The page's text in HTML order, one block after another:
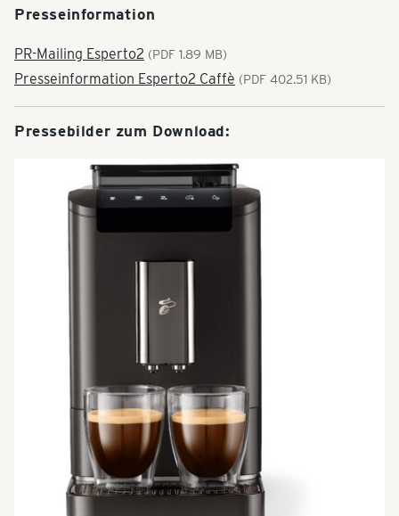
Presseinformation
PR-Mailing Esperto2 (PDF 1.89 MB)
Presseinformation Esperto2 Caffè (PDF 402.51 KB)
Pressebilder zum Download: